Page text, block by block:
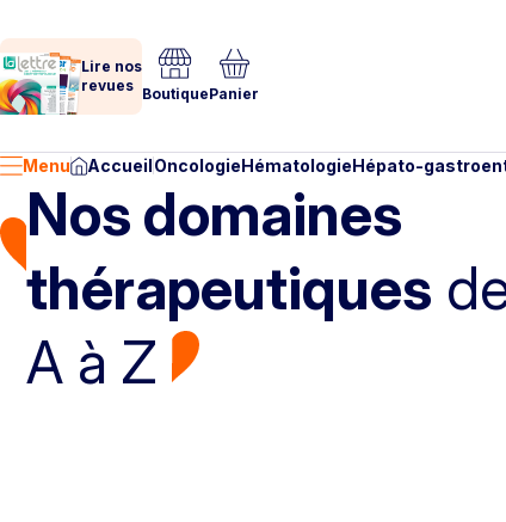
Lire nos
revues BoutiquePanier
Menu AccueilOncologieHématologieHépato-
Nos domaines
thérapeutiques
A à Z